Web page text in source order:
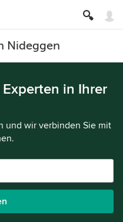
Nideggen
in Ihrer
und wir verbinden Sie mit